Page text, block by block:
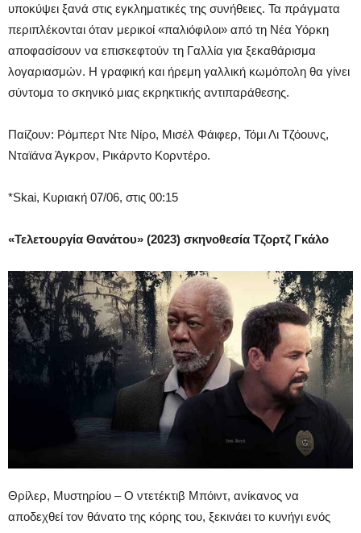
υποκύψει ξανά στις εγκληματικές της συνήθειες. Τα πράγματα
περιπλέκονται όταν μερικοί «παλιόφιλοι» από τη Νέα Υόρκη
αποφασίσουν να επισκεφτούν τη Γαλλία για ξεκαθάρισμα
λογαριασμών. Η γραφική και ήρεμη γαλλική κωμόπολη θα γίνει
σύντομα το σκηνικό μιας εκρηκτικής αντιπαράθεσης.
Παίζουν: Ρόμπερτ Ντε Νίρο, Μισέλ Φάιφερ, Τόμι Λι Τζόουνς,
Νταϊάνα Άγκρον, Ρικάρντο Κορντέρο.
*Skai, Κυριακή 07/06, στις 00:15
«Τελετουργία Θανάτου» (2023) σκηνοθεσία Τζορτζ Γκάλο
Θρίλερ, Μυστηρίου – Ο ντετέκτιβ Μπόιντ, ανίκανος να
αποδεχθεί τον θάνατο της κόρης του, ξεκινάει το κυνήγι ενός